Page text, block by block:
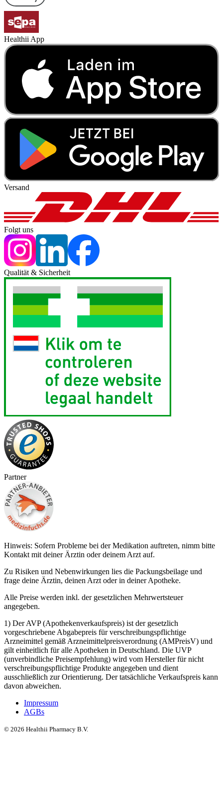
Healthii App
Versand
Folgt uns
Qualität & Sicherheit
Partner
Hinweis: Sofern Probleme bei der Medikation auftreten, nimm bitte
Kontakt mit deiner Ärztin oder deinem Arzt auf.
Zu Risiken und Nebenwirkungen lies die Packungsbeilage und
frage deine Ärztin, deinen Arzt oder in deiner Apotheke.
Alle Preise werden inkl. der gesetzlichen Mehrwertsteuer
angegeben.
1) Der AVP (Apothekenverkaufspreis) ist der gesetzlich
vorgeschriebene Abgabepreis für verschreibungspflichtige
Arzneimittel gemäß Arzneimittelpreisverordnung (AMPreisV) und
gilt einheitlich für alle Apotheken in Deutschland. Die UVP
(unverbindliche Preisempfehlung) wird vom Hersteller für nicht
verschreibungspflichtige Produkte angegeben und dient
ausschließlich zur Orientierung. Der tatsächliche Verkaufspreis kann
davon abweichen.
Impressum
AGBs
© 2026 Healthii Pharmacy B.V.